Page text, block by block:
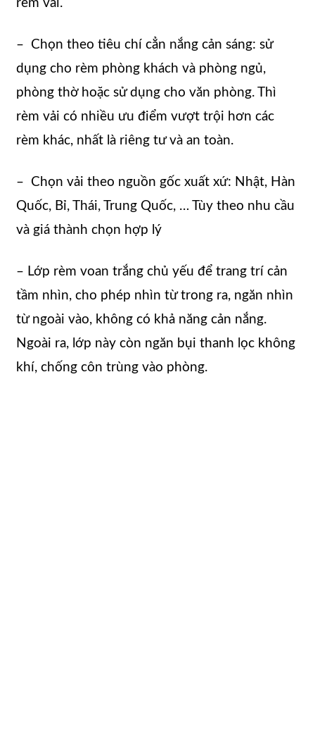
rèm vải.
– Chọn theo tiêu chí cẳn nắng cản sáng: sử
dụng cho rèm phòng khách và phòng ngủ,
phòng thờ hoặc sử dụng cho văn phòng. Thì
rèm vải có nhiều ưu điểm vượt trội hơn các
rèm khác, nhất là riêng tư và an toàn.
– Chọn vải theo nguồn gốc xuất xứ: Nhật, Hàn
Quốc, Bỉ, Thái, Trung Quốc, … Tùy theo nhu cầu
và giá thành chọn hợp lý
– Lớp rèm voan trắng chủ yếu để trang trí cản
tầm nhìn, cho phép nhìn từ trong ra, ngăn nhìn
từ ngoài vào, không có khả năng cản nắng.
Ngoài ra, lớp này còn ngăn bụi thanh lọc không
khí, chống côn trùng vào phòng.